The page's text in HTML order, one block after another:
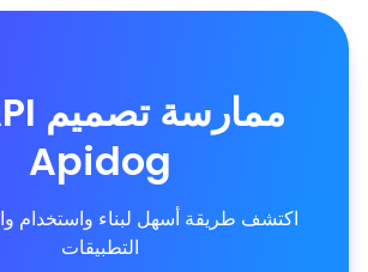
Apidog
اكتشف طريقة أسهل لبناء واستخدام
التطبيقات